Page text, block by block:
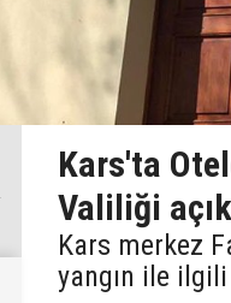
Kars'ta
Valiliği
Kars merkez
yangın ile